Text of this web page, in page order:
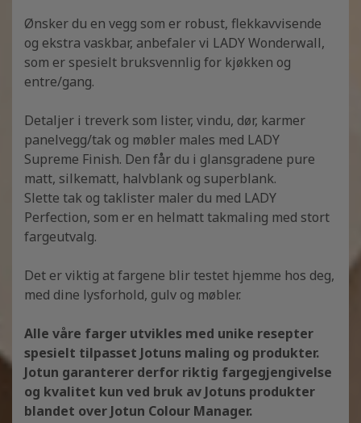
Ønsker du en vegg som er robust, flekkavvisende
og ekstra vaskbar, anbefaler vi LADY Wonderwall,
som er spesielt bruksvennlig for kjøkken og
entre/gang.
Detaljer i treverk som lister, vindu, dør, karmer
panelvegg/tak og møbler males med LADY
Supreme Finish. Den får du i glansgradene pure
matt, silkematt, halvblank og superblank.
Slette tak og taklister maler du med LADY
Perfection, som er en helmatt takmaling med stort
fargeutvalg.
Det er viktig at fargene blir testet hjemme hos deg,
med dine lysforhold, gulv og møbler.
Alle våre farger utvikles med unike resepter
spesielt tilpasset Jotuns maling og produkter.
Jotun garanterer derfor riktig fargegjengivelse
og kvalitet kun ved bruk av Jotuns produkter
blandet over Jotun Colour Manager.